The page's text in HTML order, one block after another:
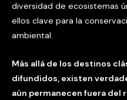
diversidad de ecosistemas
ellos clave para la
ambiental.
Más allá de los destinos
difundidos, existen
aún permanecen fuera del